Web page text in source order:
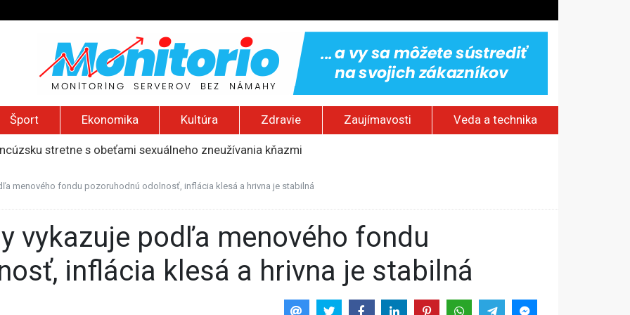
Šport Ekonomika Kultúra Zdravie Zaujímavosti Veda a technika
stretne s obeťami sexuálneho zneužívania kňazmi
radu štátu po incidente s dronom pri ukrajinskom lietadle
menového fondu pozoruhodnú odolnosť, inflácia klesá a hrivna je stabilná
inflácia klesá a hrivna je stabilná